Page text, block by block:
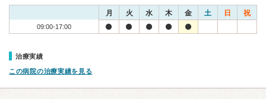
月 火 水 木 金 土 日 祝
09:00-17:00
治療実績
この病院の治療実績を見る